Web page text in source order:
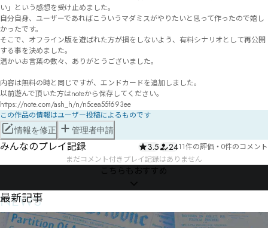
い」という感想を受け止めました。
自分自身、ユーザーであればこういうマダミスがやりたいと思って作ったので嬉し
かったです。
そこで、オフライン版を遊ばれた方が損をしないよう、有料シナリオとして再公開
する事を決めました。
温かいお言葉の数々、ありがとうございました。
内容は無料の時と同じですが、エンドカードを追加しました。
以前遊んで頂いた方はnoteから保存してください。
この作品の情報はユーザー投稿によるものです
情報を修正 管理者申請
みんなのプレイ記録 3.5 2411件の評価 ・ 0件のコメント
まだコメント付きプレイ記録はありません
こちらもおすすめ
NEWS
最新記事